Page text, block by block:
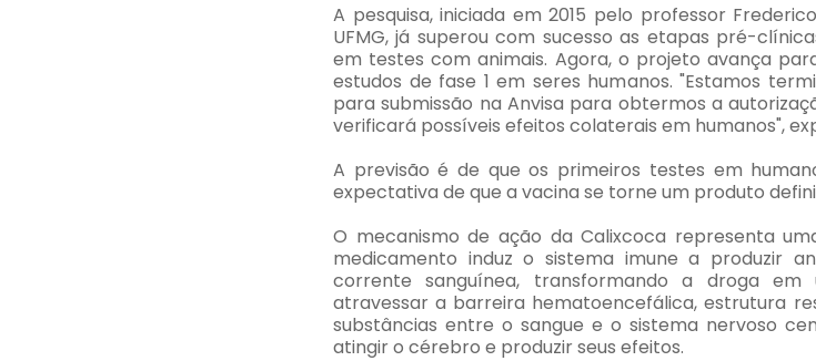
A pesquisa, iniciada em 2015 pelo professor
UFMG, já superou com sucesso as etapas pré-
em testes com animais. Agora, o projeto avança
estudos de fase 1 em seres humanos. "Estamos
para submissão na Anvisa para obtermos a
verificará possíveis efeitos colaterais em humanos",
A previsão é de que os primeiros testes em
expectativa de que a vacina se torne um produto
O mecanismo de ação da Calixcoca representa
medicamento induz o sistema imune a produzir
corrente sanguínea, transformando a droga
atravessar a barreira hematoencefálica, estrutura
substâncias entre o sangue e o sistema nervoso
atingir o cérebro e produzir seus efeitos.